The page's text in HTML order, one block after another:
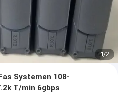
1/2
Systemen 108-
T/min 6gbps